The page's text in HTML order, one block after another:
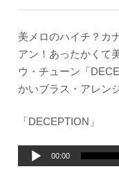
美メロのハイチ？カ
アン！あったかくて
ウ・チューン「
かいブラス・アレン
「DECEPTION」
00:00